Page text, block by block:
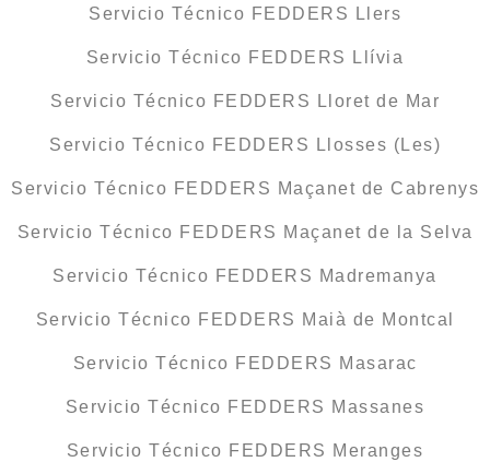
Servicio Técnico FEDDERS Llers
Servicio Técnico FEDDERS Llívia
Servicio Técnico FEDDERS Lloret de Mar
Servicio Técnico FEDDERS Llosses (Les)
Servicio Técnico FEDDERS Maçanet de Cabrenys
Servicio Técnico FEDDERS Maçanet de la Selva
Servicio Técnico FEDDERS Madremanya
Servicio Técnico FEDDERS Maià de Montcal
Servicio Técnico FEDDERS Masarac
Servicio Técnico FEDDERS Massanes
Servicio Técnico FEDDERS Meranges